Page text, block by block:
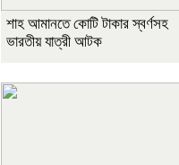
শাহ আমানতে কোটি টাকার স্বর্ণসহ
ভারতীয় যাত্রী আটক